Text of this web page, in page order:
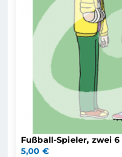
Fußball-Spieler, zwei 6
5,00 €